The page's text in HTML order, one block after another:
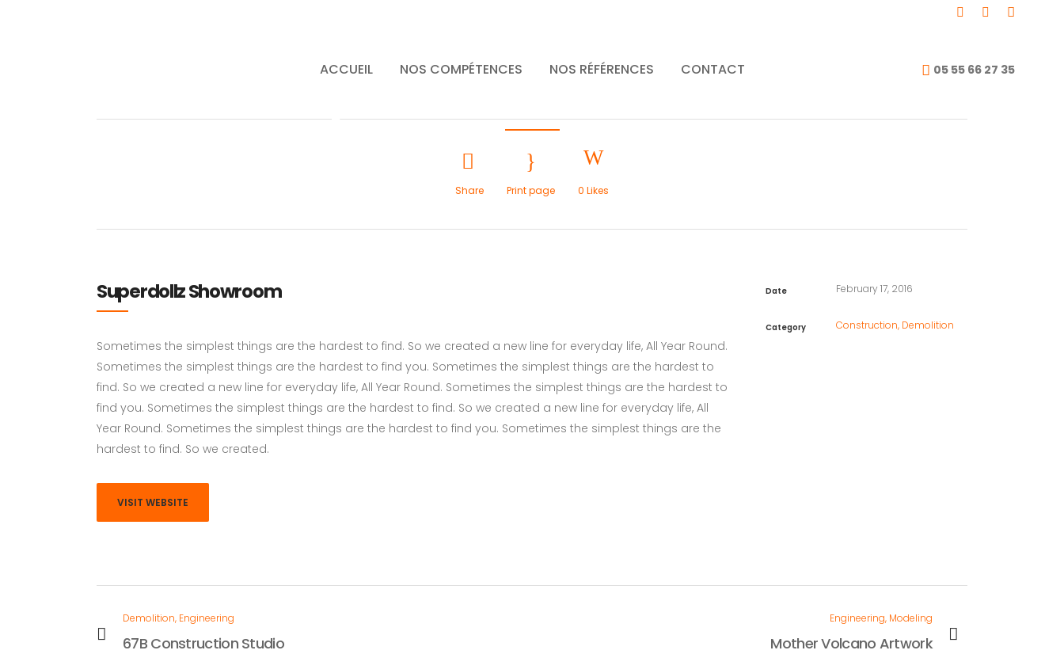
05 55 66 27 35
ACCUEIL NOS COMPÉTENCES NOS RÉFÉRENCES CONTACT
Superdollz Showroom
Share Print page 0 Likes
Superdollz Showroom
Sometimes the simplest things are the hardest to find. So we created a new line for everyday life, All Year Round.
Sometimes the simplest things are the hardest to find you. Sometimes the simplest things are the hardest to
find. So we created a new line for everyday life, All Year Round. Sometimes the simplest things are the hardest to
find you. Sometimes the simplest things are the hardest to find. So we created a new line for everyday life, All
Year Round. Sometimes the simplest things are the hardest to find you. Sometimes the simplest things are the
hardest to find. So we created.
VISIT WEBSITE
Date February 17, 2016
Category Construction, Demolition
Demolition, Engineering
67B Construction Studio
Engineering, Modeling
Mother Volcano Artwork